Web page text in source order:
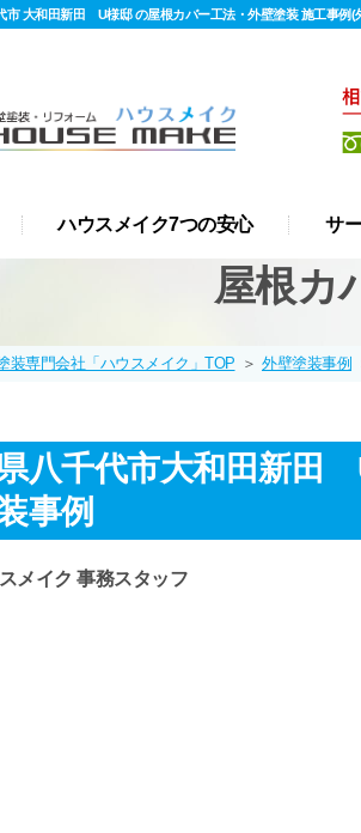
市 大和田新田 U様邸 の屋根カバー工法・外壁塗装 施工
ハウスメイク7つの安心 サ
屋根
屋根カ
装専門会社「ハウスメイク」TOP ＞ 外壁塗装事例
八千代市大和田新田
事例
メイク 事務スタッフ